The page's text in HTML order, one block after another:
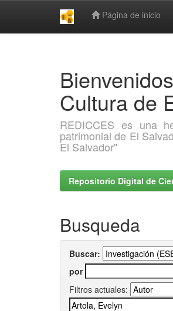
Página de inicio
Cultura de
REDICCES es una
patrimonial de El
El Salvador"
Repositorio Digital de
Busqueda
Buscar:
por
Filtros actuales: